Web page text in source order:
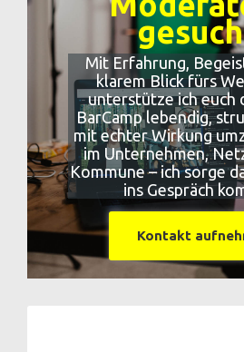
Mit Erfahrung,
klarem Blick fürs
unterstütze ich euch
BarCamp lebendig,
mit echter Wirkung
im Unternehmen,
Kommune – ich sorge
ins Gespräch
Kontakt